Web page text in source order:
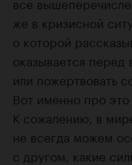
же в кризисной
о которой
оказывается
или пожертвовать
Вот именно про
К сожалению, в
не всегда можем
с другом, какие